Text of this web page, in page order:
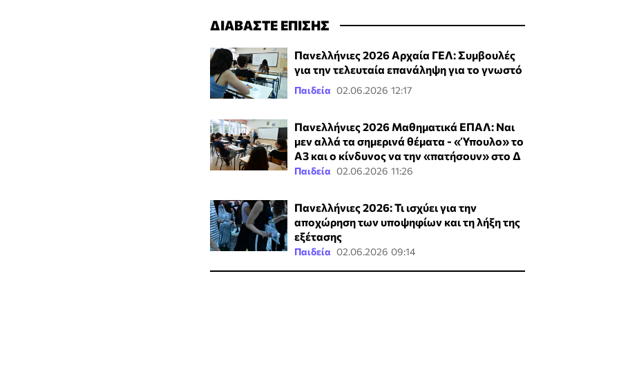
ΔΙΑΒΑΣΤΕ ΕΠΙΣΗΣ
Πανελλήνιες 2026 Αρχαία ΓΕΛ: Συμβουλές
για την τελευταία επανάληψη για το γνωστό
Παιδεία 02.06.2026 12:17
Πανελλήνιες 2026 Μαθηματικά ΕΠΑΛ: Ναι
μεν αλλά τα σημερινά θέματα - «Ύπουλο» το
Α3 και ο κίνδυνος να την «πατήσουν» στο Δ
Παιδεία 02.06.2026 11:26
Πανελλήνιες 2026: Τι ισχύει για την
αποχώρηση των υποψηφίων και τη λήξη της
εξέτασης
Παιδεία 02.06.2026 09:14